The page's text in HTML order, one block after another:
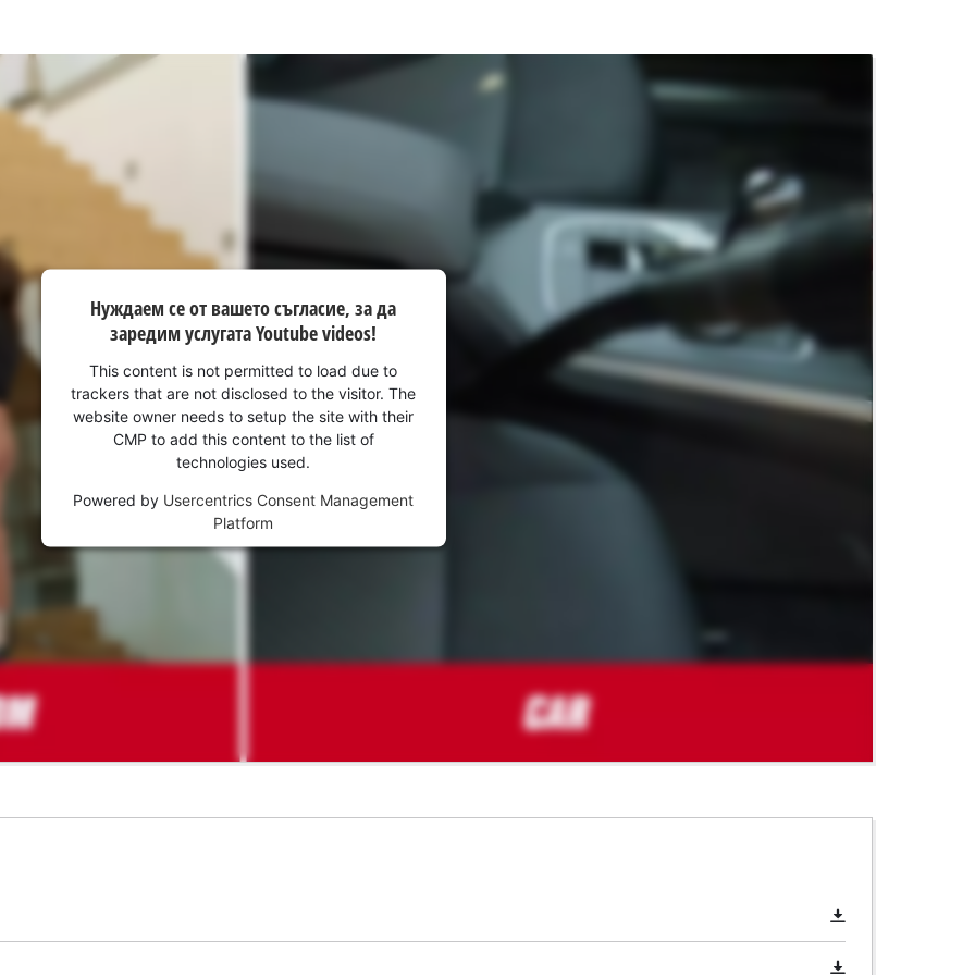
Нуждаем се от вашето съгласие, за да
заредим услугата Youtube videos!
This content is not permitted to load due to
trackers that are not disclosed to the visitor. The
website owner needs to setup the site with their
CMP to add this content to the list of
technologies used.
Powered by Usercentrics Consent Management
Platform